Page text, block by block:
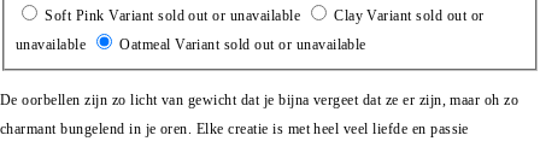
Soft Pink Variant sold out or unavailable Clay Variant sold out or
unavailable
Oatmeal Variant sold out or unavailable
De oorbellen zijn zo licht van gewicht dat je bijna vergeet dat ze er zijn, maar oh zo
charmant bungelend in je oren. Elke creatie is met heel veel liefde en passie